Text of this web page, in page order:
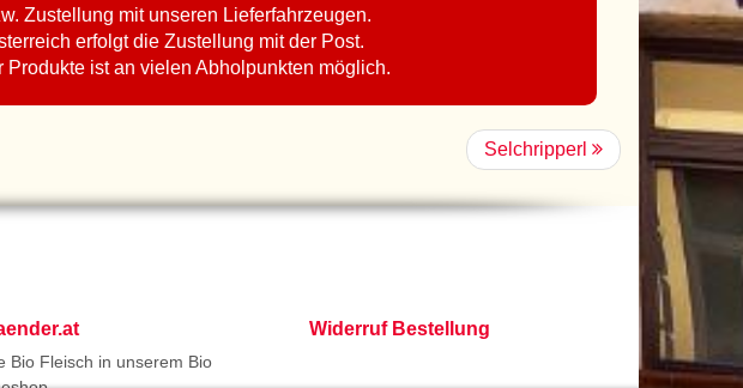
Zustellung mit unseren Lieferfahrzeugen.
erfolgt die Zustellung mit der Post.
Produkte ist an vielen Abholpunkten möglich.
Selchripperl
Bio Fleisch in unserem Bio
Widerruf Bestellung